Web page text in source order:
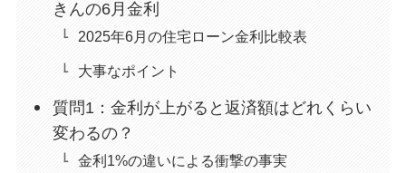
きんの6月金利
2025年6月の住宅ローン金利比較表
大事なポイント
質問1：金利が上がると返済額はどれくらい
変わるの？
金利1%の違いによる衝撃の事実